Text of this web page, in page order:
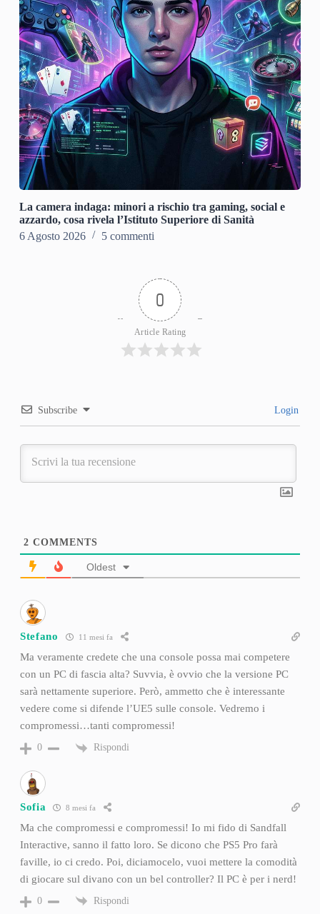
La camera indaga: minori a rischio tra gaming, social e
azzardo, cosa rivela l’Istituto Superiore di Sanità
6 Agosto 2026
5 commenti
0
Article Rating
Subscribe Login
2 COMMENTS
Oldest
Stefano 11 mesi fa
Ma veramente credete che una console possa mai competere
con un PC di fascia alta? Suvvia, è ovvio che la versione PC
sarà nettamente superiore. Però, ammetto che è interessante
vedere come si difende l’UE5 sulle console. Vedremo i
compromessi…tanti compromessi!
0 Rispondi
Sofia 8 mesi fa
Ma che compromessi e compromessi! Io mi fido di Sandfall
Interactive, sanno il fatto loro. Se dicono che PS5 Pro farà
faville, io ci credo. Poi, diciamocelo, vuoi mettere la comodità
di giocare sul divano con un bel controller? Il PC è per i nerd!
0 Rispondi